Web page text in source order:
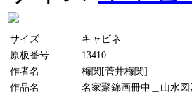
サイズ
キャビネ
原板番号
13410
作者名
梅関[菅井梅関]
作品名
名家聚錦画冊中＿山水